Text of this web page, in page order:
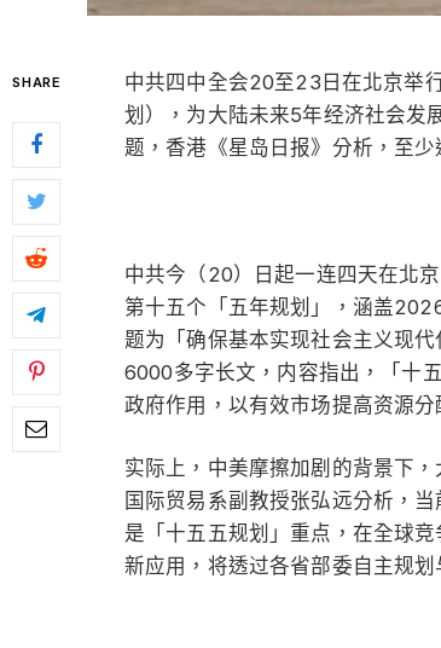
SHARE
中共四中全会20至23日在北京举
划），为大陆未来5年经济社会发
题，香港《星岛日报》分析，至少
中共今（20）日起一连四天在北
第十五个「五年规划」，涵盖
题为「确保基本实现社会主义现
6000多字长文，内容指出，「十
政府作用，以有效市场提高资源
实际上，中美摩擦加剧的背景下
国际贸易系副教授张弘远分析，
是「十五五规划」重点，在全球
新应用，将透过各省部委自主规